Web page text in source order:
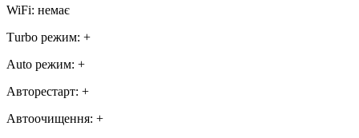
WiFi: немає
Тurbo режим: +
Аuto режим: +
Авторестарт: +
Автоочищення: +